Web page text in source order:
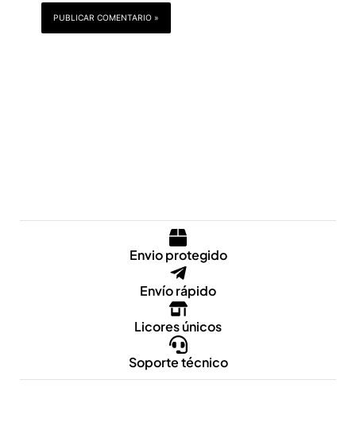
Envio protegido
Envío rápido
Licores únicos
Soporte técnico